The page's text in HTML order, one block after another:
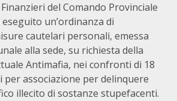
del Comando Provinciale
un’ordinanza di
cautelari personali, emessa
alla sede, su richiesta della
Antimafia, nei confronti di 18
associazione per delinquere
illecito di sostanze stupefacenti.